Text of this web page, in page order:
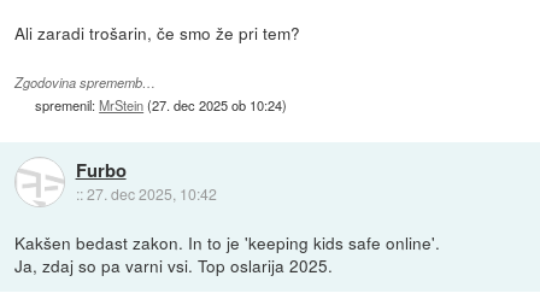
Ali zaradi trošarin, če smo že pri tem?
Zgodovina sprememb…
spremenil:MrStein(27. dec 2025 ob 10:24)
Furbo
::27. dec 2025, 10:42
Kakšen bedast zakon. In to je 'keeping kids safe online'.
Ja, zdaj so pa varni vsi. Top oslarija 2025.